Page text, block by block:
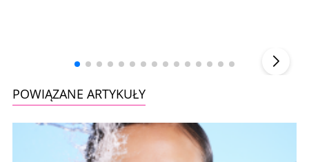
POWIĄZANE ARTYKUŁY